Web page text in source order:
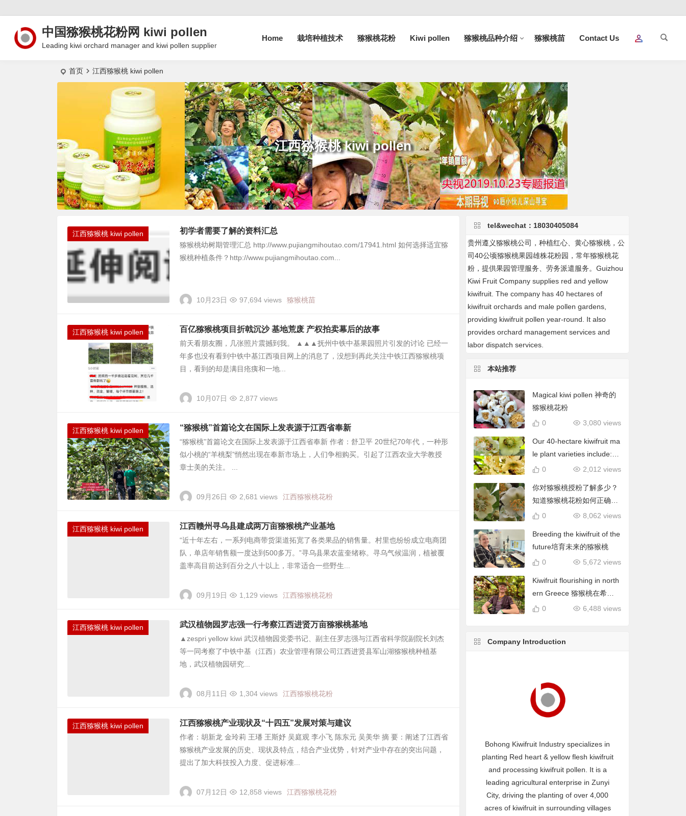
中国猕猴桃花粉网 kiwi pollen
Leading kiwi orchard manager and kiwi pollen supplier
Home 栽培种植技术 猕猴桃花粉 Kiwi pollen 猕猴桃品种介绍 猕猴桃苗 Contact Us
首页 江西猕猴桃 kiwi pollen
江西猕猴桃 kiwi pollen
江西猕猴桃 kiwi pollen 初学者需要了解的资料汇总
猕猴桃幼树期管理汇总 http://www.pujiangmihoutao.com/17941.html 如何选择适宜猕
猴桃种植条件？http://www.pujiangmihoutao.com...
10月23日 97,694 views 猕猴桃苗
江西猕猴桃 kiwi pollen 百亿猕猴桃项目折戟沉沙 基地荒废 产权拍卖幕后的故事
前天看朋友圈，几张照片震撼到我。 ▲▲▲抚州中铁中基果园照片引发的讨论 已经一
年多也没有看到中铁中基江西项目网上的消息了，没想到再此关注中铁江西猕猴桃项
目，看到的却是满目疮痍和一地...
10月07日 2,877 views
江西猕猴桃 kiwi pollen “猕猴桃”首篇论文在国际上发表源于江西省奉新
“猕猴桃”首篇论文在国际上发表源于江西省奉新 作者：舒卫平 20世纪70年代，一种形
似小桃的“羊桃梨”悄然出现在奉新市场上，人们争相购买。引起了江西农业大学教授
章士美的关注。 ...
09月26日 2,681 views 江西猕猴桃花粉
江西猕猴桃 kiwi pollen 江西赣州寻乌县建成两万亩猕猴桃产业基地
“近十年左右，一系列电商带货渠道拓宽了各类果品的销售量。村里也纷纷成立电商团
队，单店年销售额一度达到500多万。”寻乌县果农蓝奎绪称。寻乌气候温润，植被覆
盖率高目前达到百分之八十以上，非常适合一些野生...
09月19日 1,129 views 江西猕猴桃花粉
江西猕猴桃 kiwi pollen 武汉植物园罗志强一行考察江西进贤万亩猕猴桃基地
▲zespri yellow kiwi 武汉植物园党委书记、副主任罗志强与江西省科学院副院长刘杰
等一同考察了中铁中基（江西）农业管理有限公司江西进贤县军山湖猕猴桃种植基
地，武汉植物园研究...
08月11日 1,304 views 江西猕猴桃花粉
江西猕猴桃 kiwi pollen 江西猕猴桃产业现状及“十四五”发展对策与建议
作者：胡新龙 金玲莉 王璠 王斯妤 吴庭观 李小飞 陈东元 吴美华 摘 要：阐述了江西省
猕猴桃产业发展的历史、现状及特点，结合产业优势，针对产业中存在的突出问题，
提出了加大科技投入力度、促进标准...
07月12日 12,858 views 江西猕猴桃花粉
tel&wechat：18030405084
贵州遵义猕猴桃公司，种植红心、黄心猕猴桃，公
司40公顷猕猴桃果园雄株花粉园，常年猕猴桃花
粉，提供果园管理服务、劳务派遣服务。Guizhou
Kiwi Fruit Company supplies red and yellow
kiwifruit. The company has 40 hectares of
kiwifruit orchards and male pollen gardens,
providing kiwifruit pollen year-round. It also
provides orchard management services and
labor dispatch services.
本站推荐
Magical kiwi pollen 神奇的
猕猴桃花粉
3,080 views
0
Our 40-hectare kiwifruit ma
le plant varieties include: C
hieftain, Matua, Tumari.我
括酋长、陶木里等
2,012 views
0
你对猕猴桃授粉了解多少？
知道猕猴桃花粉如何正确使
用吗？
8,062 views
0
Breeding the kiwifruit of the
future培育未来的猕猴桃
5,672 views
0
Kiwifruit flourishing in north
ern Greece 猕猴桃在希腊
北部蓬勃发展
6,488 views
0
Company Introduction
Bohong Kiwifruit Industry specializes in
planting Red heart & yellow flesh kiwifruit
and processing kiwifruit pollen. It is a
leading agricultural enterprise in Zunyi
City, driving the planting of over 4,000
acres of kiwifruit in surrounding villages